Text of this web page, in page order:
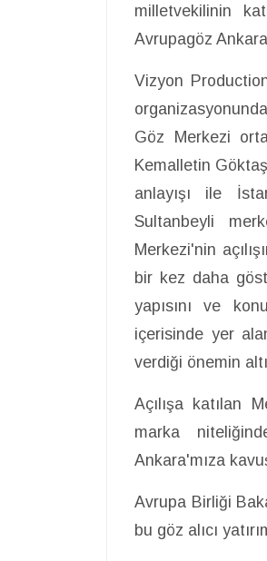
milletvekilinin
Avrupagöz
Vizyon
Göz Merkezi
Kemalletin
anlayışı ile
Sultanbeyli
Merkezi'nin
bir kez daha
yapısını ve
içerisinde yer
verdiği önemin
Açılışa katılan
marka
Ankara'mıza
Avrupa Birliği
bu göz alıcı